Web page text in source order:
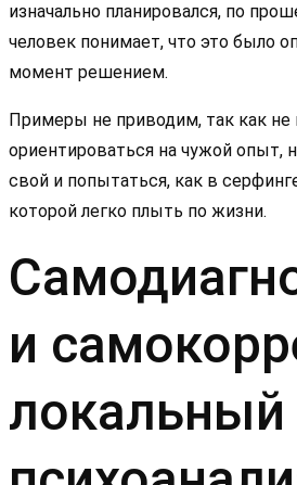
изначально планировался, по
человек понимает, что это было
момент решением.
Примеры не приводим, так как не
ориентироваться на чужой опыт,
свой и попытаться, как в
которой легко плыть по жизни.
и
локальный